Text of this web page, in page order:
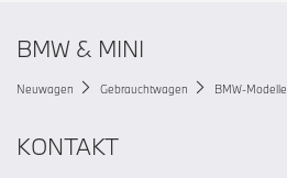
BMW & MINI
Neuwagen Gebrauchtwagen BMW-Modelle
KONTAKT